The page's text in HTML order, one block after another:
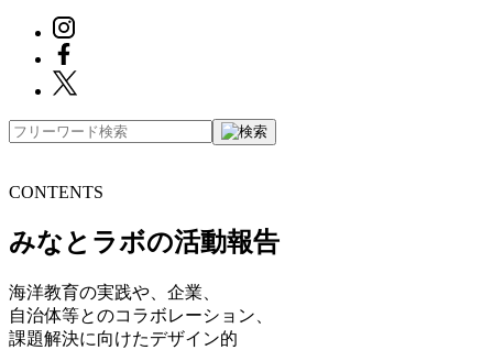
CONTENTS
みなとラボの活動報告
海洋教育の実践や、企業、
自治体等とのコラボレーション、
課題解決に向けたデザイン的